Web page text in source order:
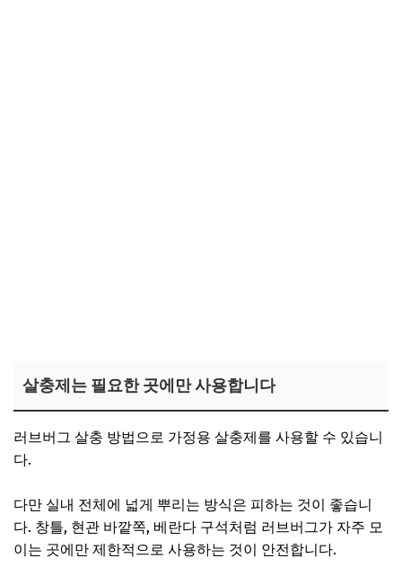
살충제는 필요한 곳에만 사용합니다
러브버그 살충 방법으로 가정용 살충제를 사용할 수 있습니
다.
다만 실내 전체에 넓게 뿌리는 방식은 피하는 것이 좋습니
다. 창틀, 현관 바깥쪽, 베란다 구석처럼 러브버그가 자주 모
이는 곳에만 제한적으로 사용하는 것이 안전합니다.